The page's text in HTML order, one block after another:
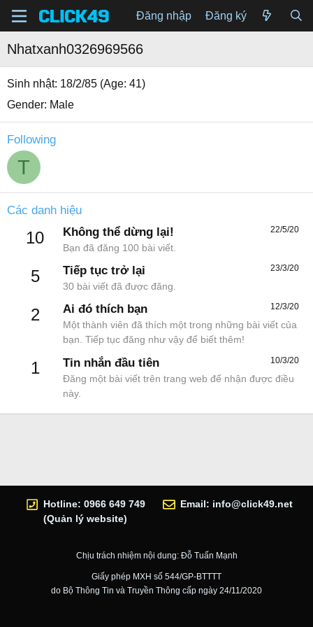
Đăng nhập Đăng ký
Nhatxanh0326969566
Sinh nhật 18/2/85 (Age: 41)
Gender Male
Following
T
Các danh hiệu
10 22/5/20
Không thể dừng lại!
Bạn đã đăng 100 bài viết.
5 23/3/20
Tiếp tục trở lại
30 bài viết đã được đăng.
2 12/3/20
Ai đó thích bạn
Một thành viên đã thích một trong những bài viết của
bạn. Tiếp tục đăng như vậy để biết thêm!
1 10/3/20
Tin nhắn đầu tiên
Đăng một bài viết trên trang web để nhận được điều
này.
Hotline: 0966 649 749
(Quản lý website)
Email: info@click49.net
Chịu trách nhiệm nội dung: Đỗ Tuấn Mạnh
Giấy phép MXH số 544/GP-BTTTT
do Bộ Thông Tin và Truyền Thông cấp ngày 24/11/2020